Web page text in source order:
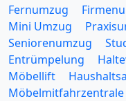
Fernumzug
Mini Umzug
Seniorenumzug
Entrümpelung
Möbellift
Möbelmitfahrzentrale